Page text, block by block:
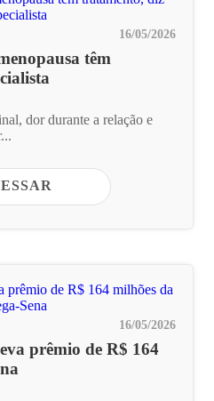
16/05/2026
têm
dor durante a relação e
16/05/2026
prêmio de R$ 164